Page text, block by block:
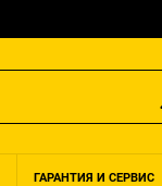
ГАРАНТИЯ И СЕРВИС